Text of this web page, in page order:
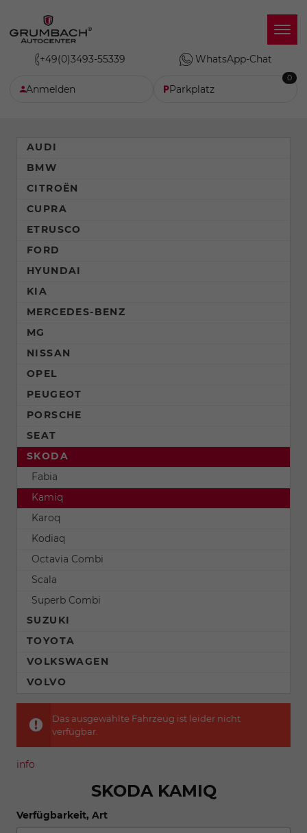
+49(0)3493-55339 WhatsApp-Chat
Anmelden Parkplatz
0
Das ausgewählte Fahrzeug ist leider nicht
verfügbar.
info
SKODA KAMIQ
Verfügbarkeit, Art
AUDI
BMW
CITROËN
CUPRA
ETRUSCO
FORD
HYUNDAI
KIA
MERCEDES-BENZ
MG
NISSAN
OPEL
PEUGEOT
PORSCHE
SEAT
SKODA
Fabia
Kamiq
Karoq
Kodiaq
Octavia Combi
Scala
Superb Combi
SUZUKI
TOYOTA
VOLKSWAGEN
VOLVO